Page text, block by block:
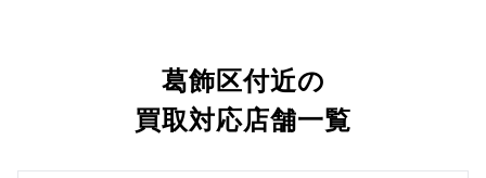
葛飾区付近の
買取対応店舗一覧